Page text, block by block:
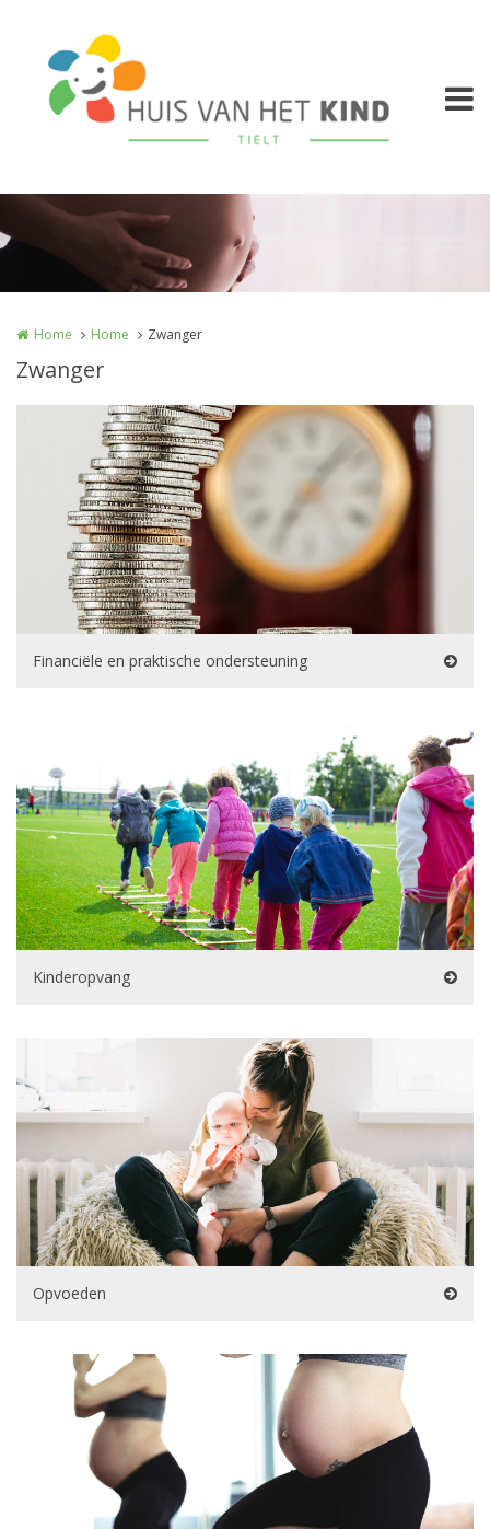
Home Home Zwanger
Zwanger
Financiële en praktische ondersteuning
Kinderopvang
Opvoeden